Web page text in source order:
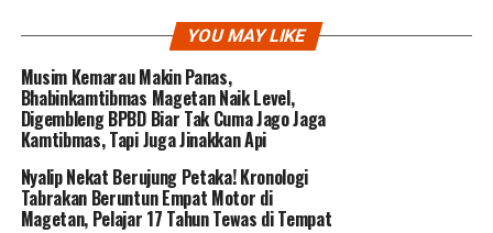
YOU MAY LIKE
Musim Kemarau Makin Panas,
Bhabinkamtibmas Magetan Naik Level,
Digembleng BPBD Biar Tak Cuma Jago Jaga
Kamtibmas, Tapi Juga Jinakkan Api
Nyalip Nekat Berujung Petaka! Kronologi
Tabrakan Beruntun Empat Motor di
Magetan, Pelajar 17 Tahun Tewas di Tempat